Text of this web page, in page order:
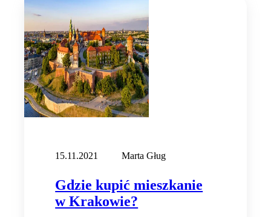
15.11.2021 Marta Gług
Gdzie kupić mieszkanie
w Krakowie?